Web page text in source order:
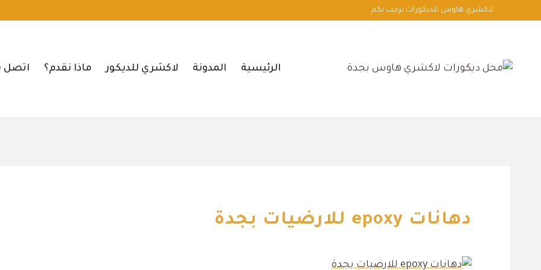
لاكشري هاوس للديكورات ترحب بكم
الرئيسية المدونة لاكشري للديكور ماذا نقدم؟ اتصل
دهانات epoxy للارضيات بجدة